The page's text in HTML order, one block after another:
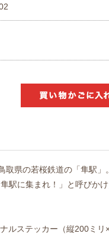
県の若桜鉄道の「隼駅」。
駅に集まれ！」と呼びかけ
ルステッカー（縦200ミリ